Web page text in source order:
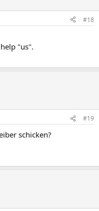
#18
"us".
#19
schicken?